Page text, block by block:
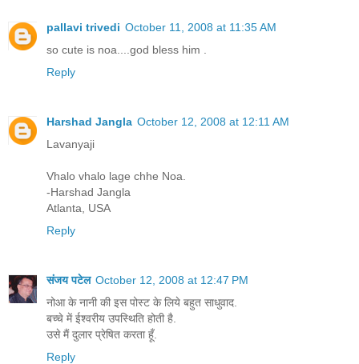
pallavi trivedi October 11, 2008 at 11:35 AM
so cute is noa....god bless him .
Reply
Harshad Jangla October 12, 2008 at 12:11 AM
Lavanyaji
Vhalo vhalo lage chhe Noa.
-Harshad Jangla
Atlanta, USA
Reply
संजय पटेल October 12, 2008 at 12:47 PM
नोआ के नानी की इस पोस्ट के लिये बहुत साधुवाद.
बच्चे में ईश्वरीय उपस्थिति होती है.
उसे मैं दुलार प्रेषित करता हूँ.
Reply